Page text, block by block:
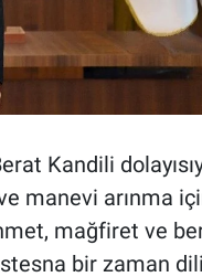
Kandili
manevi arınma
mağfiret ve
bir zaman